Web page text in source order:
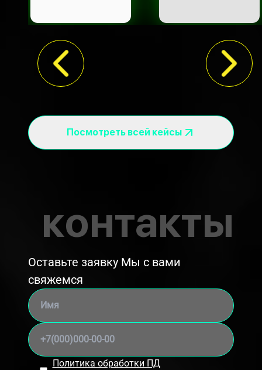
Посмотреть всей кейсы
контакты
Оставьте заявку Мы с вами
свяжемся
Политика обработки ПД